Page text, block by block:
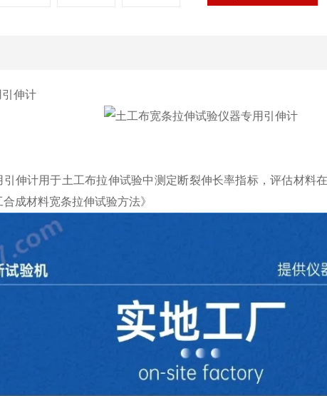
伸计
引伸计用于土工布拉伸试验中测定断裂伸长率指标，评估材料
成材料宽条拉伸试验方法》